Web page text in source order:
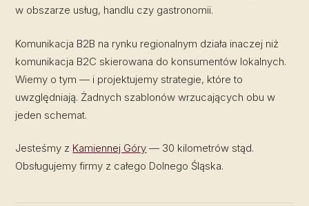
w obszarze usług, handlu czy gastronomii.
Komunikacja B2B na rynku regionalnym działa inaczej niż
komunikacja B2C skierowana do konsumentów lokalnych.
Wiemy o tym — i projektujemy strategie, które to
uwzględniają. Żadnych szablonów wrzucających obu w
jeden schemat.
Jesteśmy z Kamiennej Góry — 30 kilometrów stąd.
Obsługujemy firmy z całego Dolnego Śląska.